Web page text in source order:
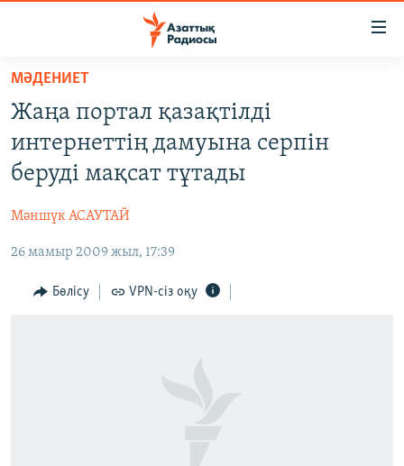
Skip
main
content
Skip
main
Navigation
Skip
Search
САЯСАТ
AZATTYQTV
АДАМ ҚҰҚЫҚТАРЫ
ӘЛЕУМЕТ
ӘЛЕМ
МӘДЕНИЕТ
Жаңа портал қазақтілді
интернеттің дамуына серпін
беруді мақсат тұтады
Мәншүк АСАУТАЙ
26 мамыр 2009 жыл, 17:39
Бөлісу VPN-сіз оқу